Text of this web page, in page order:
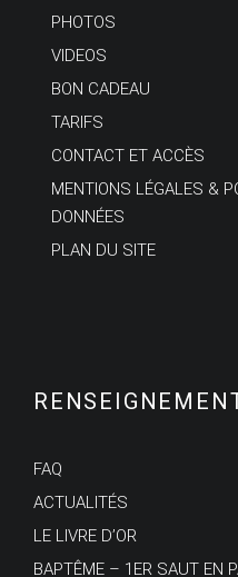
PHOTOS
VIDEOS
BON CADEAU
TARIFS
CONTACT ET ACCÈS
MENTIONS LÉGALES &
DONNÉES
PLAN DU SITE
FAQ
ACTUALITÉS
LE LIVRE D’OR
BAPTÊME – 1ER SAUT EN